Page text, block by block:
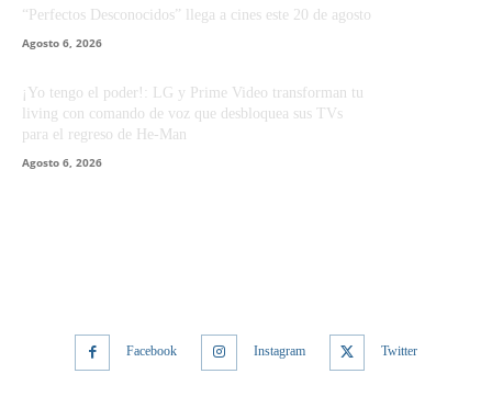
“Perfectos Desconocidos” llega a cines este 20 de agosto
Agosto 6, 2026
¡Yo tengo el poder!: LG y Prime Video transforman tu
living con comando de voz que desbloquea sus TVs
para el regreso de He-Man
Agosto 6, 2026
Facebook Instagram Twitter